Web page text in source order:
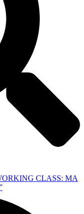
CLASS: MA